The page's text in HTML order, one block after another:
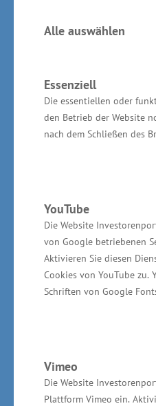
Alle auswählen
Essenziell
Die essentiellen oder
den Betrieb der Website
nach dem Schließen des
YouTube
Die Website
von Google betriebenen
Aktivieren Sie diesen
Cookies von YouTube zu.
Schriften von Google
Vimeo
Die Website
Plattform Vimeo ein.
auch komplett
mechanischer
Investition schließt
hiesigen Markt. Diese
eine Fläche von 1,2m x
1,1m haben. Während
Puzzleteile selbst
werden die
„Abnehmer aus der
dem Maschinen- und
die kurzen Lieferwege
Arbeitsschritte sparen
schneller verbauen
Das
Vorhaben aus Mitteln